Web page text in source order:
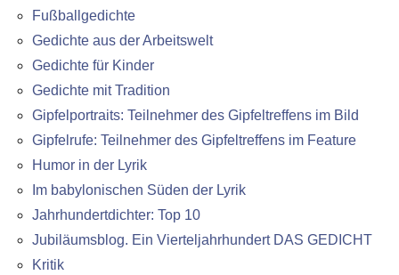
Fußballgedichte
Gedichte aus der Arbeitswelt
Gedichte für Kinder
Gedichte mit Tradition
Gipfelportraits: Teilnehmer des Gipfeltreffens im Bild
Gipfelrufe: Teilnehmer des Gipfeltreffens im Feature
Humor in der Lyrik
Im babylonischen Süden der Lyrik
Jahrhundertdichter: Top 10
Jubiläumsblog. Ein Vierteljahrhundert DAS GEDICHT
Kritik